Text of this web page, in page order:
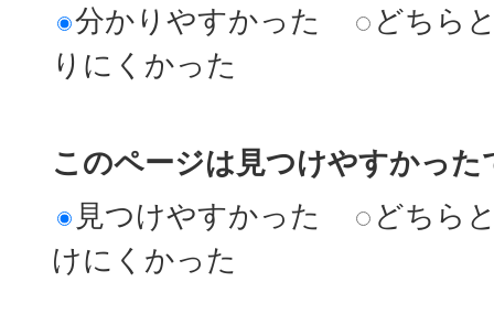
分かりやすかった
どちら
りにくかった
このページは見つけやすかった
見つけやすかった
どちら
けにくかった